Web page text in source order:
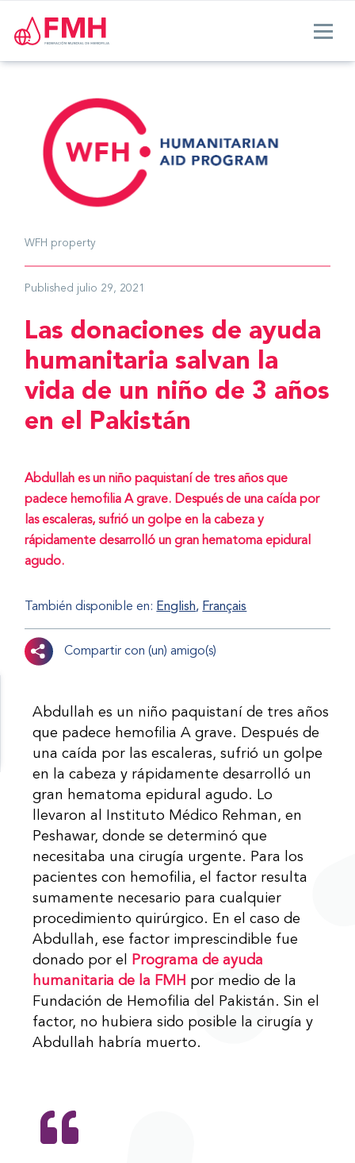
WFH property
Published julio 29, 2021
Las donaciones de ayuda
humanitaria salvan la
vida de un niño de 3 años
en el Pakistán
Abdullah es un niño paquistaní de tres años que
padece hemofilia A grave. Después de una caída por
las escaleras, sufrió un golpe en la cabeza y
rápidamente desarrolló un gran hematoma epidural
agudo.
También disponible en: English Français
Compartir con (un) amigo(s)
Abdullah es un niño paquistaní de tres años
que padece hemofilia A grave. Después de
una caída por las escaleras, sufrió un golpe
en la cabeza y rápidamente desarrolló un
gran hematoma epidural agudo. Lo
llevaron al Instituto Médico Rehman, en
Peshawar, donde se determinó que
necesitaba una cirugía urgente. Para los
pacientes con hemofilia, el factor resulta
sumamente necesario para cualquier
procedimiento quirúrgico. En el caso de
Abdullah, ese factor imprescindible fue
donado por el
Programa de ayuda
humanitaria de la FMH por medio de la
Fundación de Hemofilia del Pakistán. Sin el
factor, no hubiera sido posible la cirugía y
Abdullah habría muerto.